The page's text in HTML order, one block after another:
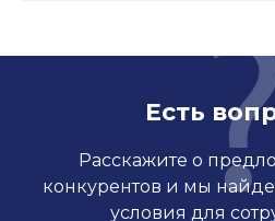
Есть
Расскажите о
конкурентов и мы
условия для